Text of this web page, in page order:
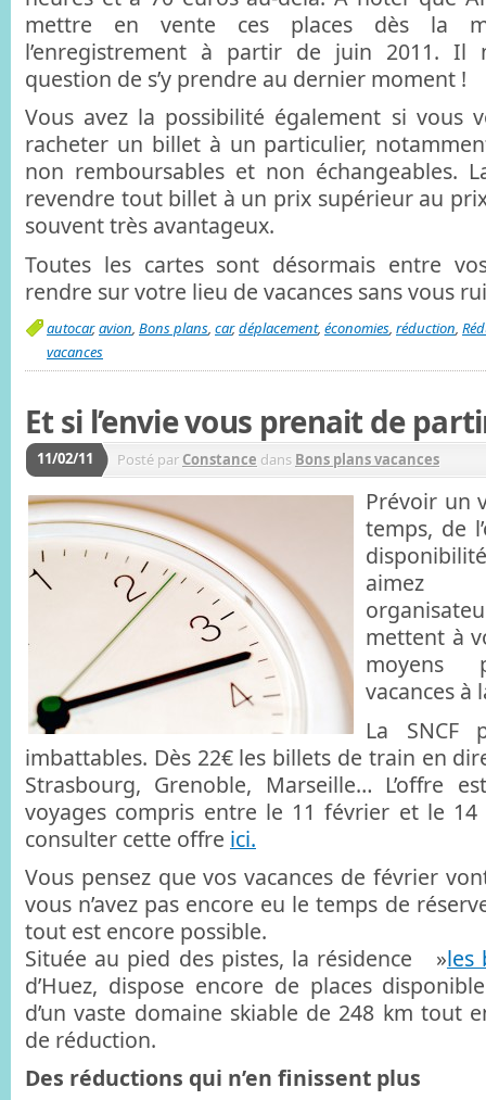
mettre en vente ces places dès la
l’enregistrement à partir de juin 2011. Il
question de s’y prendre au dernier moment !
Vous avez la possibilité également si vous
racheter un billet à un particulier,
non remboursables et non échangeables.
revendre tout billet à un prix supérieur au
souvent très avantageux.
Toutes les cartes sont désormais entre
rendre sur votre lieu de vacances sans vous
autocar,avion, Bons plans, car,déplacement, économies, réduction,
vacances
Et si l’envie vous prenait de
11/02/11 Posté par Constance dans Bons plans vacances
Prévoir un
temps, de
aimez
mettent à
vacances à
La SNCF
imbattables. Dès 22€ les billets de train en
Strasbourg, Grenoble, Marseille… L’offre
voyages compris entre le 11 février et le 14
consulter cette offre ici.
Vous pensez que vos vacances de février
vous n’avez pas encore eu le temps de
tout est encore possible.
Située au pied des pistes, la résidence »les
d’Huez, dispose encore de places
d’un vaste domaine skiable de 248 km tout
de réduction.
Des réductions qui n’en finissent plus